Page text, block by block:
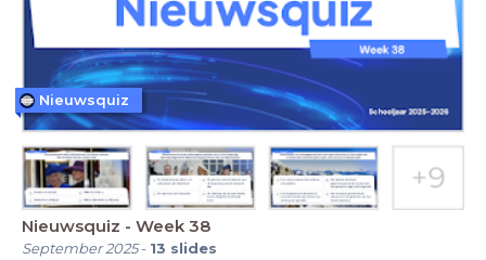
Nieuwsquiz - Week 38
September 2025- 13 slides
Nieuwsquiz